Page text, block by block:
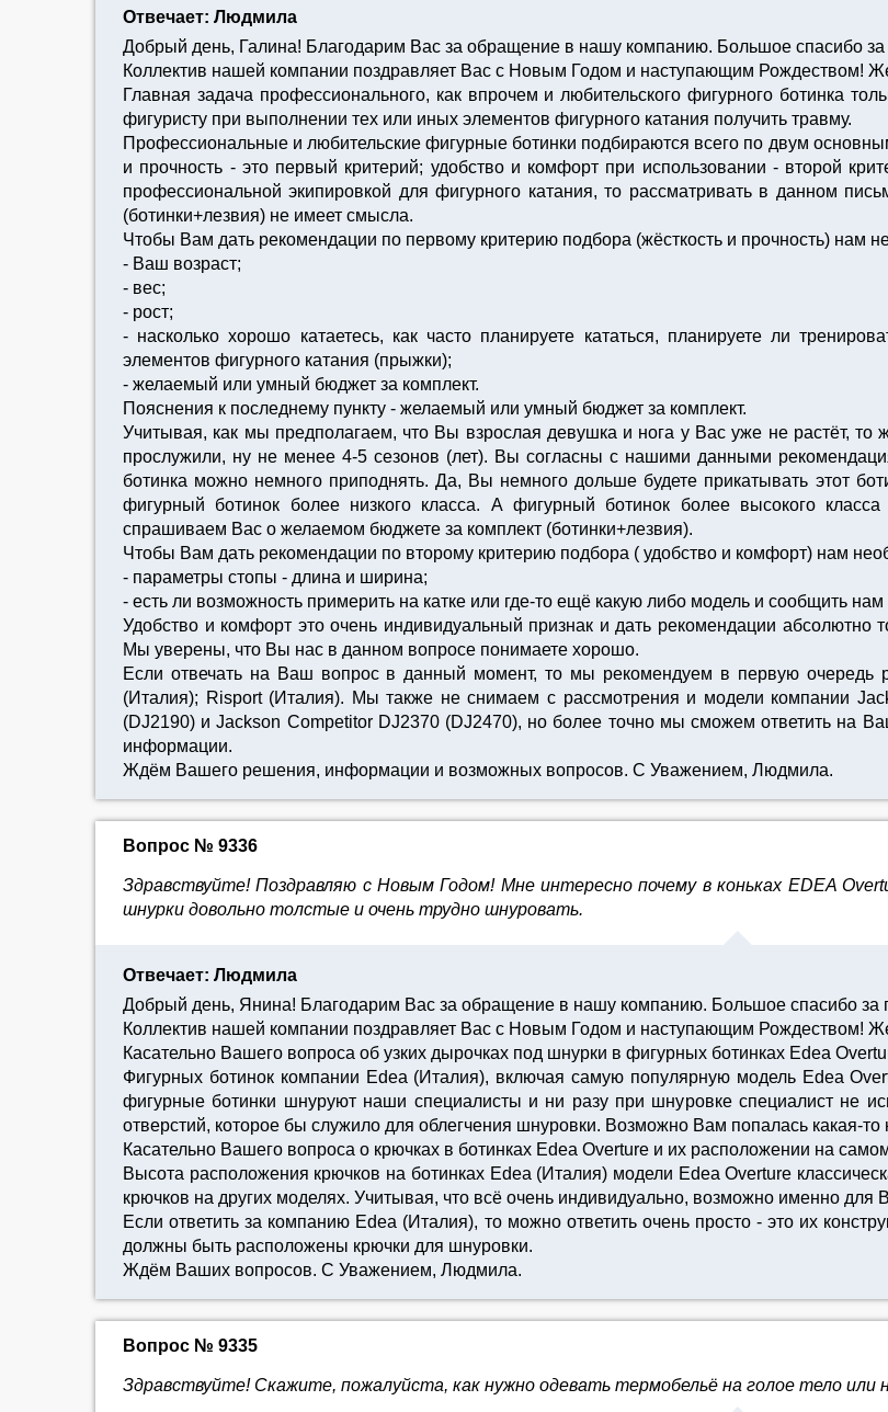
Отвечает: Людмила
Добрый день, Галина! Благодарим Вас за обращение в нашу компанию. Большое спасибо за
Коллектив нашей компании поздравляет Вас с Новым Годом и наступающим Рождеством!
Главная задача профессионального, как впрочем и любительского фигурного ботинка
фигуристу при выполнении тех или иных элементов фигурного катания получить травму.
Профессиональные и любительские фигурные ботинки подбираются всего по двум
и прочность - это первый критерий; удобство и комфорт при использовании - второй
профессиональной экипировкой для фигурного катания, то рассматривать в данном
(ботинки+лезвия) не имеет смысла.
Чтобы Вам дать рекомендации по первому критерию подбора (жёсткость и прочность) нам
- Ваш возраст;
- вес;
- рост;
- насколько хорошо катаетесь, как часто планируете кататься, планируете ли
элементов фигурного катания (прыжки);
- желаемый или умный бюджет за комплект.
Пояснения к последнему пункту - желаемый или умный бюджет за комплект.
Учитывая, как мы предполагаем, что Вы взрослая девушка и нога у Вас уже не растёт, то
прослужили, ну не менее 4-5 сезонов (лет). Вы согласны с нашими данными
ботинка можно немного приподнять. Да, Вы немного дольше будете прикатывать этот
фигурный ботинок более низкого класса. А фигурный ботинок более высокого
спрашиваем Вас о желаемом бюджете за комплект (ботинки+лезвия).
Чтобы Вам дать рекомендации по второму критерию подбора ( удобство и комфорт) нам
- параметры стопы - длина и ширина;
- есть ли возможность примерить на катке или где-то ещё какую либо модель и сообщить нам
Удобство и комфорт это очень индивидуальный признак и дать рекомендации
Мы уверены, что Вы нас в данном вопросе понимаете хорошо.
Если отвечать на Ваш вопрос в данный момент, то мы рекомендуем в первую очередь
(Италия); Risport (Италия). Мы также не снимаем с рассмотрения и модели компании
(DJ2190) и Jackson Competitor DJ2370 (DJ2470), но более точно мы сможем ответить на
информации.
Ждём Вашего решения, информации и возможных вопросов. С Уважением, Людмила.
Вопрос № 9336
Здравствуйте! Поздравляю с Новым Годом! Мне интересно почему в коньках EDEA
шнурки довольно толстые и очень трудно шнуровать.
Отвечает: Людмила
Добрый день, Янина! Благодарим Вас за обращение в нашу компанию. Большое спасибо за
Коллектив нашей компании поздравляет Вас с Новым Годом и наступающим Рождеством!
Касательно Вашего вопроса об узких дырочках под шнурки в фигурных ботинках Edea
Фигурных ботинок компании Edea (Италия), включая самую популярную модель Edea
фигурные ботинки шнуруют наши специалисты и ни разу при шнуровке специалист не
отверстий, которое бы служило для облегчения шнуровки. Возможно Вам попалась какая-
Касательно Вашего вопроса о крючках в ботинках Edea Overture и их расположении на
Высота расположения крючков на ботинках Edea (Италия) модели Edea Overture
крючков на других моделях. Учитывая, что всё очень индивидуально, возможно именно
Если ответить за компанию Edea (Италия), то можно ответить очень просто - это их
должны быть расположены крючки для шнуровки.
Ждём Ваших вопросов. С Уважением, Людмила.
Вопрос № 9335
Здравствуйте! Скажите, пожалуйста, как нужно одевать термобельё на голое тело или